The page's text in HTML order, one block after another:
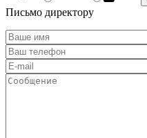
Письмо директору